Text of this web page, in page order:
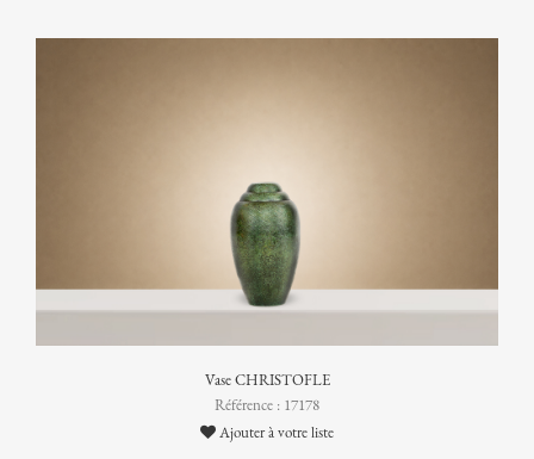
Vase CHRISTOFLE
Référence : 17178
Ajouter à votre liste